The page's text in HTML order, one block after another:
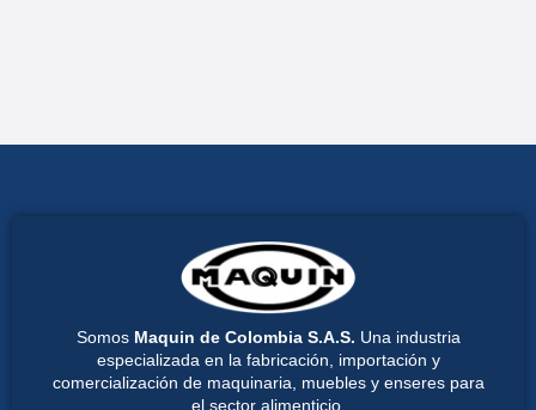
Somos Maquin de Colombia S.A.S. Una industria
especializada en la fabricación, importación y
comercialización de maquinaria, muebles y enseres para
el sector alimenticio.